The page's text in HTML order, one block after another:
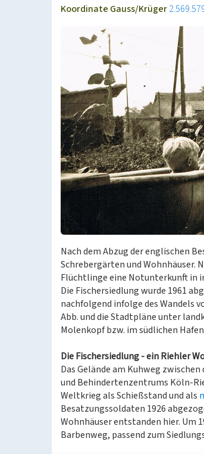
Koordinate Gauss/Krüger
Nach dem Abzug der englischen
Schrebergärten und Wohnhäuser.
Flüchtlinge eine Notunterkunft in
Die Fischersiedlung wurde 1961
nachfolgend infolge des Wandels
Abb. und die Stadtpläne unter
Molenkopf bzw. im südlichen
Die Fischersiedlung - ein Riehler
Das Gelände am Kuhweg
und Behindertenzentrums Köln-
Weltkrieg als Schießstand und als
Besatzungssoldaten 1926
Wohnhäuser entstanden hier. Um
Barbenweg, passend zum